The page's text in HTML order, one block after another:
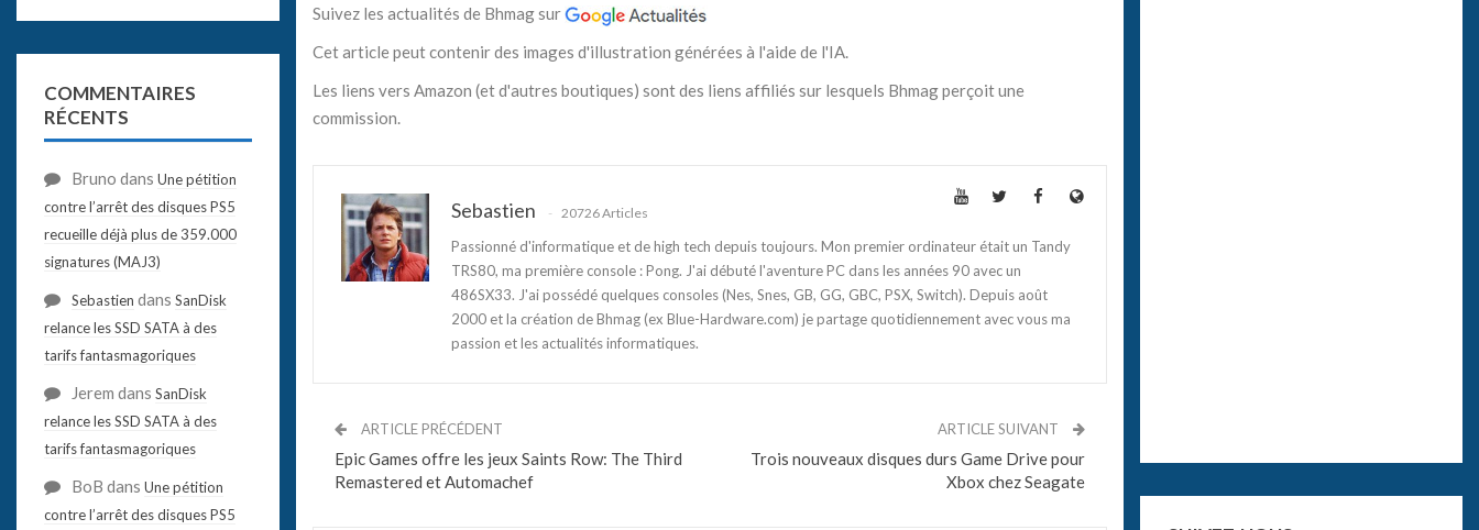
Suivez les actualités de Bhmag sur
Cet article peut contenir des images d'illustration générées à l'aide de l'IA.
Les liens vers Amazon (et d'autres boutiques) sont des liens affiliés sur lesquels Bhmag perçoit une
commission.
Sebastien 20726 Articles
Passionné d'informatique et de high tech depuis toujours. Mon premier ordinateur était un Tandy
TRS80, ma première console : Pong. J'ai débuté l'aventure PC dans les années 90 avec un
486SX33. J'ai possédé quelques consoles (Nes, Snes, GB, GG, GBC, PSX, Switch). Depuis août
2000 et la création de Bhmag (ex Blue-Hardware.com) je partage quotidiennement avec vous ma
passion et les actualités informatiques.
ARTICLE PRÉCÉDENT
Epic Games offre les jeux Saints Row: The Third
Remastered et Automachef
ARTICLE SUIVANT
Trois nouveaux disques durs Game Drive pour
Xbox chez Seagate
COMMENTAIRES
RÉCENTS
Bruno dans Une pétition
contre l’arrêt des disques PS5
recueille déjà plus de 359.000
signatures (MAJ3)
Sebastien dans SanDisk
relance les SSD SATA à des
tarifs fantasmagoriques
Jerem dans SanDisk
relance les SSD SATA à des
tarifs fantasmagoriques
BoB dans Une pétition
contre l’arrêt des disques PS5